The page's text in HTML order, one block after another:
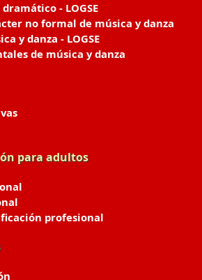
- LOGSE
no formal de música y danza
y danza - LOGSE
de música y danza
para adultos
profesional